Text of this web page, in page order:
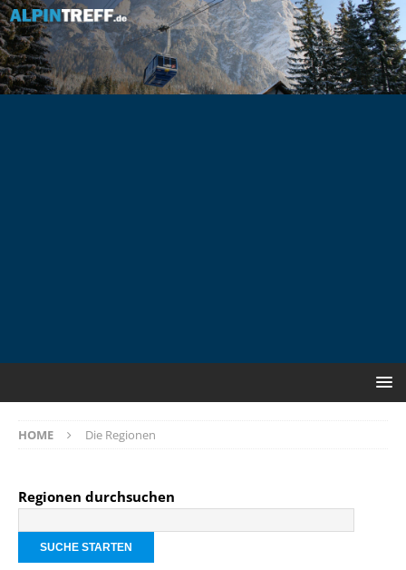
HOME Die Regionen
Regionen durchsuchen